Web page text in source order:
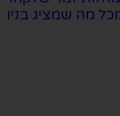
מה שמציג בניו